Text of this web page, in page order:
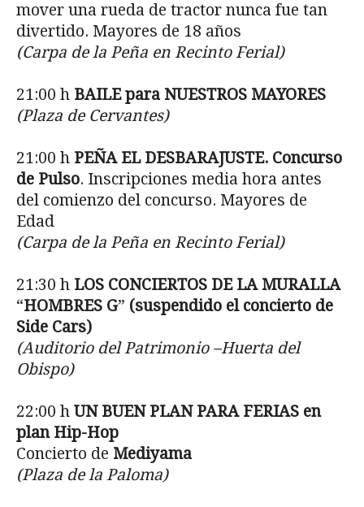
mover una rueda de tractor nunca fue tan
divertido. Mayores de 18 años
(Carpa de la Peña en Recinto Ferial)
21:00 h BAILE para NUESTROS MAYORES
(Plaza de Cervantes)
21:00 h PEÑA EL DESBARAJUSTE. Concurso
de Pulso. Inscripciones media hora antes
del comienzo del concurso. Mayores de
Edad
(Carpa de la Peña en Recinto Ferial)
21:30 h LOS CONCIERTOS DE LA MURALLA
“HOMBRES G” (suspendido el concierto de
Side Cars)
(Auditorio del Patrimonio –Huerta del
Obispo)
22:00 h UN BUEN PLAN PARA FERIAS en
plan Hip-Hop
Concierto de Mediyama
(Plaza de la Paloma)